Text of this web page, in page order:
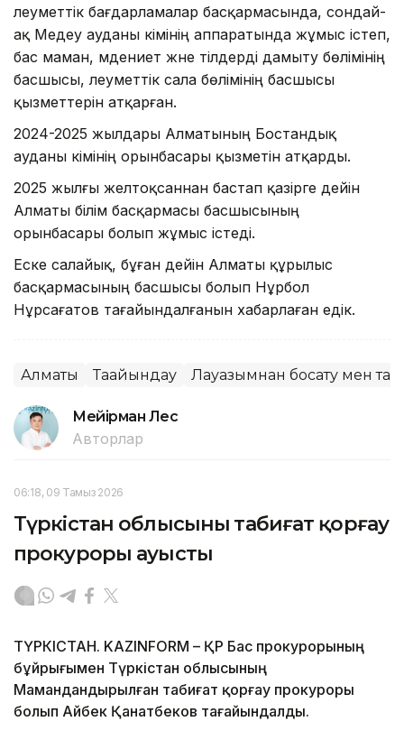
әлеуметтік бағдарламалар басқармасында, сондай-
ақ Медеу ауданы әкімінің аппаратында жұмыс істеп,
бас маман, мәдениет және тілдерді дамыту бөлімінің
басшысы, әлеуметтік сала бөлімінің басшысы
қызметтерін атқарған.
2024-2025 жылдары Алматының Бостандық
ауданы әкімінің орынбасары қызметін атқарды.
2025 жылғы желтоқсаннан бастап қазірге дейін
Алматы білім басқармасы басшысының
орынбасары болып жұмыс істеді.
Еске салайық, бұған дейін Алматы құрылыс
басқармасының басшысы болып Нұрбол
Нұрсағатов тағайындалғанын хабарлаған едік.
Алматы Тағайындау Лауазымнан босату мен
Мейірман Лес
Авторлар
06:18, 09 Тамыз 2026
Түркістан облысының табиғат қорғау
прокуроры ауысты
ТҮРКІСТАН. KAZINFORM – ҚР Бас прокурорының
бұйрығымен Түркістан облысының
Мамандандырылған табиғат қорғау прокуроры
болып Айбек Қанатбеков тағайындалды.